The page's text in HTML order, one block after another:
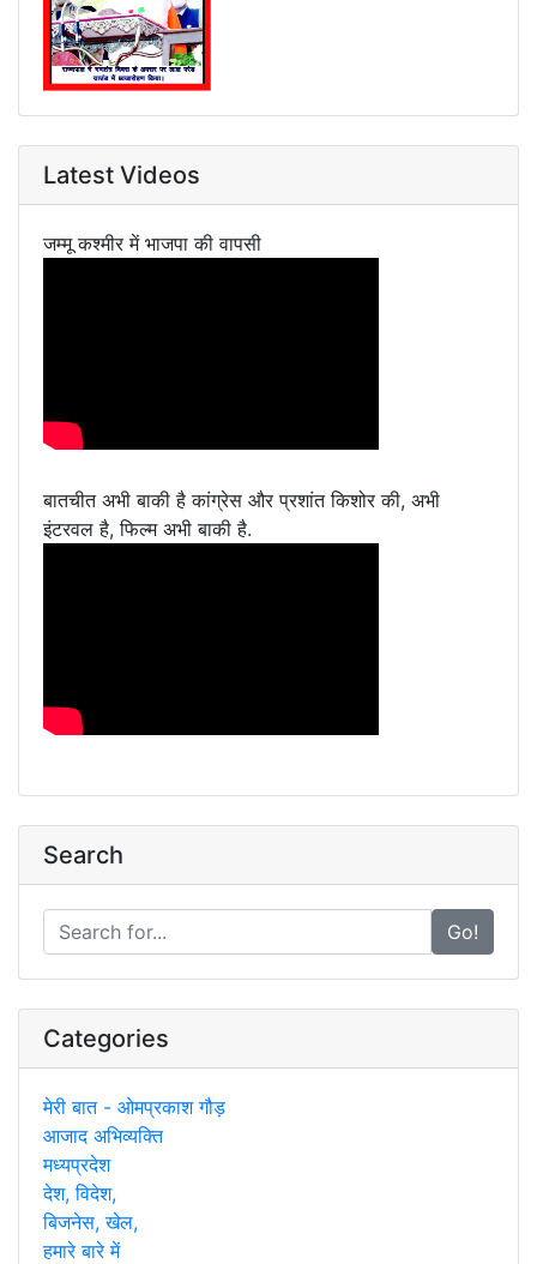
Latest Videos
जम्मू कश्मीर में भाजपा की वापसी
बातचीत अभी बाकी है कांग्रेस और प्रशांत किशोर की, अभी
इंटरवल है, फिल्म अभी बाकी है.
Search
Go!
Categories
मेरी बात - ओमप्रकाश गौड़
आजाद अभिव्यक्ति
मध्यप्रदेश
देश, विदेश,
बिजनेस, खेल,
हमारे बारे में